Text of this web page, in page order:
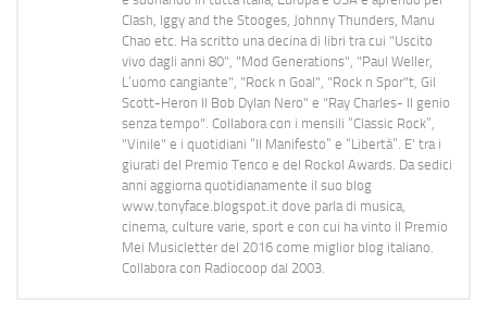
Clash, Iggy and the Stooges, Johnny Thunders, Manu
Chao etc. Ha scritto una decina di libri tra cui "Uscito
vivo dagli anni 80", "Mod Generations", "Paul Weller,
L’uomo cangiante", "Rock n Goal", "Rock n Spor"t, Gil
Scott-Heron Il Bob Dylan Nero" e "Ray Charles- Il genio
senza tempo". Collabora con i mensili “Classic Rock”,
"Vinile" e i quotidiani “Il Manifesto” e “Libertà”. E' tra i
giurati del Premio Tenco e del Rockol Awards. Da sedici
anni aggiorna quotidianamente il suo blog
www.tonyface.blogspot.it dove parla di musica,
cinema, culture varie, sport e con cui ha vinto il Premio
Mei Musicletter del 2016 come miglior blog italiano.
Collabora con Radiocoop dal 2003.